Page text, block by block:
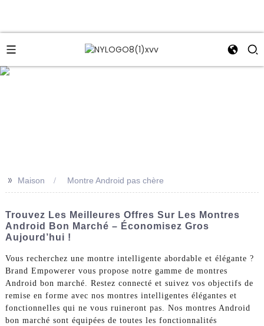
>> Maison Montre Android pas chère
Trouvez Les Meilleures Offres Sur Les Montres
Android Bon Marché – Économisez Gros
Aujourd’hui !
Vous recherchez une montre intelligente abordable et élégante ?
Brand Empowerer vous propose notre gamme de montres
Android bon marché. Restez connecté et suivez vos objectifs de
remise en forme avec nos montres intelligentes élégantes et
fonctionnelles qui ne vous ruineront pas. Nos montres Android
bon marché sont équipées de toutes les fonctionnalités